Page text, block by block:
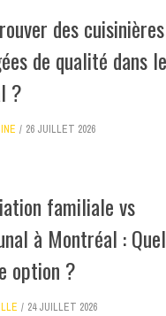
des cuisinières
de qualité dans le
?
26 JUILLET 2026
familiale vs
à Montréal :
option ?
24 JUILLET 2026